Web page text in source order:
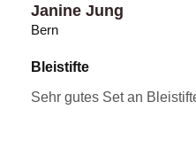
Janine Jung
Bern
Bleistifte
Sehr gutes Set an